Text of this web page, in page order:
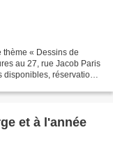
thème « Dessins de
au 27, rue Jacob Paris
disponibles, réservation
et à l'année